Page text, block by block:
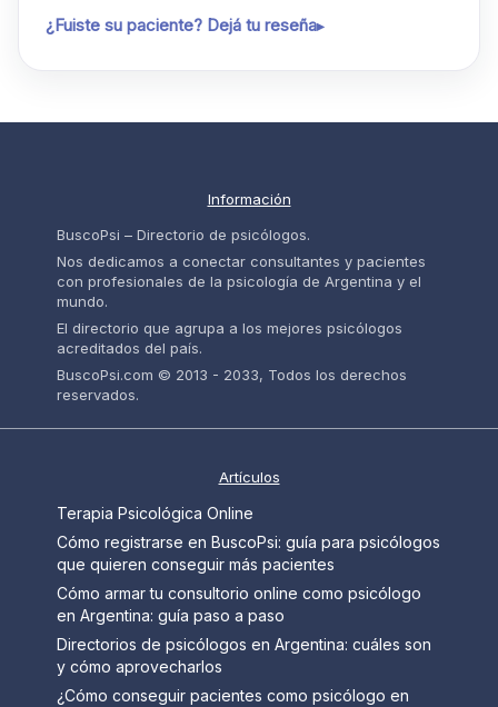
¿Fuiste su paciente? Dejá tu reseña
Información
BuscoPsi – Directorio de psicólogos.
Nos dedicamos a conectar consultantes y pacientes
con profesionales de la psicología de Argentina y el
mundo.
El directorio que agrupa a los mejores psicólogos
acreditados del país.
BuscoPsi.com © 2013 - 2033, Todos los derechos
reservados.
Artículos
Terapia Psicológica Online
Cómo registrarse en BuscoPsi: guía para psicólogos
que quieren conseguir más pacientes
Cómo armar tu consultorio online como psicólogo
en Argentina: guía paso a paso
Directorios de psicólogos en Argentina: cuáles son
y cómo aprovecharlos
¿Cómo conseguir pacientes como psicólogo en